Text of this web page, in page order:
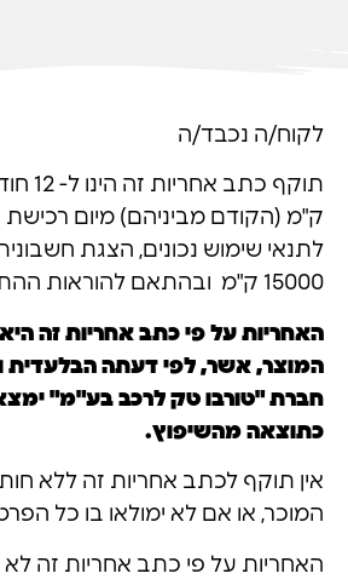
לקוח/ה נכבד/ה
ק"מ (הקודם מביניהם) מיום רכישת
לתנאי שימוש נכונים, הצגת
15000 ק"מ ובהתאם להוראות ההתקנה המצורפות.
האחריות על פי כתב אחריות זה
המוצר, אשר, לפי דעתה הבלעדית
חברת "טורבו טק לרכב בע"מ"
כתוצאה מהשיפוץ.
אין תוקף לכתב אחריות זה ללא
המוכר, או אם לא ימולאו בו כל
האחריות על פי כתב אחריות זה